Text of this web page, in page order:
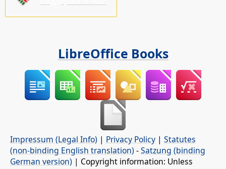
LibreOffice Books
Impressum (Legal Info) | Privacy Policy | Statutes
(non-binding English translation) -Satzung (binding
German version) | Copyright information: Unless